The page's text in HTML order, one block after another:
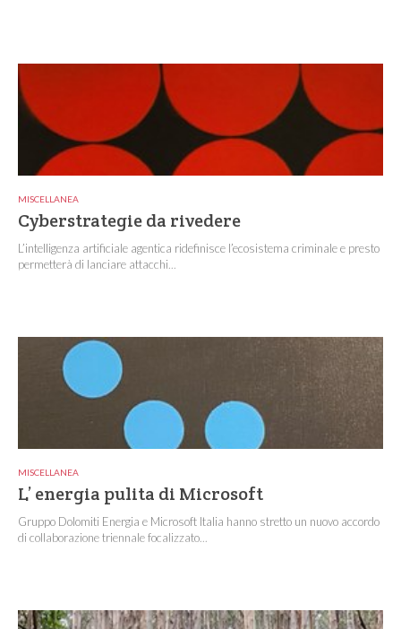
MISCELLANEA
Cyberstrategie da rivedere
L’intelligenza artificiale agentica ridefinisce l’ecosistema criminale e presto
permetterà di lanciare attacchi...
MISCELLANEA
L’ energia pulita di Microsoft
Gruppo Dolomiti Energia e Microsoft Italia hanno stretto un nuovo accordo
di collaborazione triennale focalizzato...